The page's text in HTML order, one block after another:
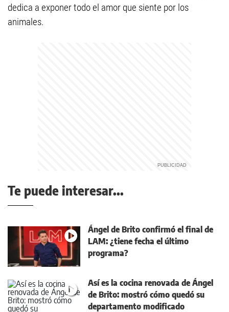
dedica a exponer todo el amor que siente por los
animales.
Te puede interesar...
Ángel de Brito confirmó el final de
LAM: ¿tiene fecha el último
programa?
Así es la cocina renovada de Ángel
de Brito: mostró cómo quedó su
departamento modificado